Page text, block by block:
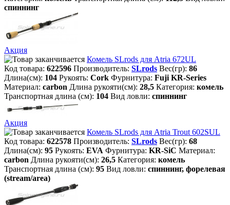
спиннинг
Акция
Комель SLrods для Atria 672UL
Код товара: 622596 Производитель: SLrods Вес(гр): 86
Длина(см): 104 Рукоять: Cork Фурнитура: Fuji KR-Series
Материал: carbon Длина рукояти(см): 28,5 Категория: комель
Транспортная длина (см): 104 Вид ловли: спиннинг
Акция
Комель SLrods для Atria Trout 602SUL
Код товара: 622578 Производитель: SLrods Вес(гр): 68
Длина(см): 95 Рукоять: EVA Фурнитура: KR-SiC Материал:
carbon Длина рукояти(см): 26,5 Категория: комель
Транспортная длина (см): 95 Вид ловли: спиннинг, форелевая
(stream/area)